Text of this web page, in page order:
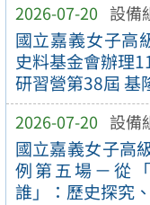
2026-07-20 設備
國立嘉義女子高
史料基金會辦理
研習營第38屆 基
2026-07-20 設備
國立嘉義女子高
例第五場－從
誰」：歷史探究